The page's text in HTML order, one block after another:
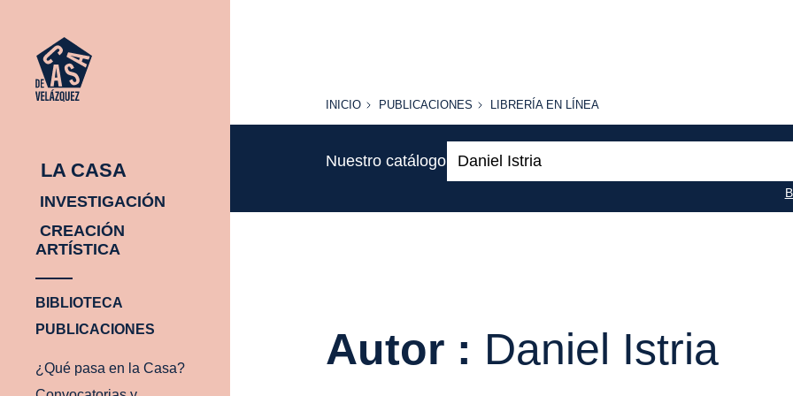
LA CASA
INVESTIGACIÓN
CREACIÓN
ARTÍSTICA
BIBLIOTECA
PUBLICACIONES
¿Qué pasa en la Casa?
INICIO
INICIO PUBLICACIONES
PUBLICACIONES
LIBRERÍA
LÍNEA
LIBRERÍA EN LÍNEA
Nuestro catálogo
Autor : Daniel Istria